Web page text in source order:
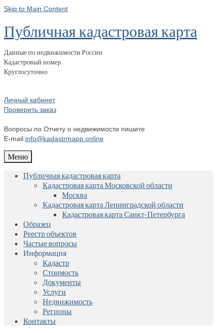
Skip to Main Content
Публичная кадастровая карта
Данные по недвижимости России
Кадастровый номер
Круглосуточно
Личный кабинет
Проверить заказ
Вопросы по Отчету о недвижимости пишите
E-mail:info@kadastrmapp.online
Меню
Публичная кадастровая карта
Кадастровая карта Московской области
Москва
Кадастровая карта Ленинградской области
Кадастровая карта Санкт-Петербурга
Образец
Реестр объектов
Частые вопросы
Информация
Кадастр
Стоимость
Документы
Услуги
Недвижимость
Регионы
Контакты